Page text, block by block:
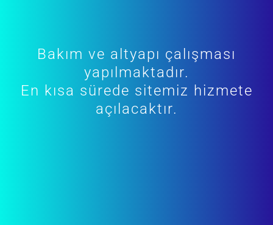
Bakım ve altyapı çalışması
yapılmaktadır.
En kısa sürede sitemiz hizmete
açılacaktır.